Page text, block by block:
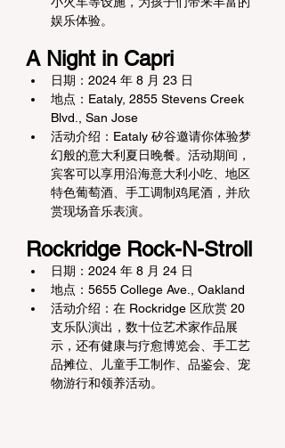
娱乐体验。
A Night in Capri
日期：2024 年 8 月 23 日
地点：Eataly, 2855 Stevens Creek
Blvd., San Jose
活动介绍：Eataly 矽谷邀请你体验梦
幻般的意大利夏日晚餐。活动期间，
宾客可以享用沿海意大利小吃、地区
特色葡萄酒、手工调制鸡尾酒，并欣
赏现场音乐表演。
Rockridge Rock-N-Stroll
日期：2024 年 8 月 24 日
地点：5655 College Ave., Oakland
活动介绍：在 Rockridge 区欣赏 20
支乐队演出，数十位艺术家作品展
示，还有健康与疗愈博览会、手工艺
品摊位、儿童手工制作、品鉴会、宠
物游行和领养活动。